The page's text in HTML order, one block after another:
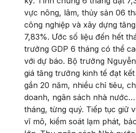
vực nông, lâm, thủy sản 06
công nghiệp và xây dựng
7,83%. Ước số liệu đến hết
trưởng GDP 6 tháng có thể
với dự báo. Bộ trưởng
giá tăng trưởng kinh tế đạt
gần 20 năm, nhiều chỉ tiêu,
doanh, ngân sách nhà
tháng, từng quý. Tiếp tục giữ
vĩ mô, kiểm soát lạm phát,